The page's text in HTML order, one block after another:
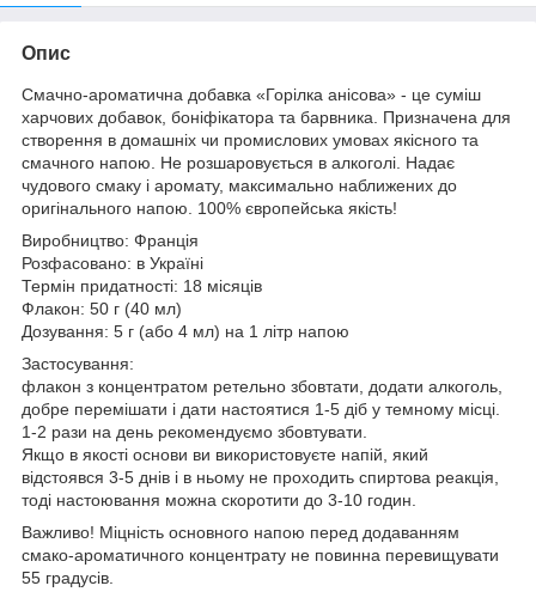
Опис
Смачно-ароматична добавка «Горілка анісова» - це суміш
харчових добавок, боніфікатора та барвника. Призначена для
створення в домашніх чи промислових умовах якісного та
смачного напою. Не розшаровується в алкоголі. Надає
чудового смаку і аромату, максимально наближених до
оригінального напою. 100% європейська якість!
Виробництво: Франція
Розфасовано: в Україні
Термін придатності: 18 місяців
Флакон: 50 г (40 мл)
Дозування: 5 г (або 4 мл) на 1 літр напою
Застосування:
флакон з концентратом ретельно збовтати, додати алкоголь,
добре перемішати і дати настоятися 1-5 діб у темному місці.
1-2 рази на день рекомендуємо збовтувати.
Якщо в якості основи ви використовуєте напій, який
відстоявся 3-5 днів і в ньому не проходить спиртова реакція,
тоді настоювання можна скоротити до 3-10 годин.
Важливо! Міцність основного напою перед додаванням
смако-ароматичного концентрату не повинна перевищувати
55 градусів.